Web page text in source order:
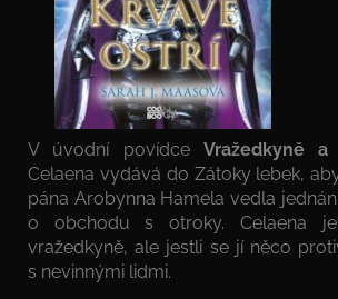
V úvodní povídce Vražedkyně
Celaena vydává do Zátoky lebek,
pána Arobynna Hamela vedla
o obchodu s otroky. Celaena
vražedkyně, ale jestli se jí něco
s nevinnými lidmi.